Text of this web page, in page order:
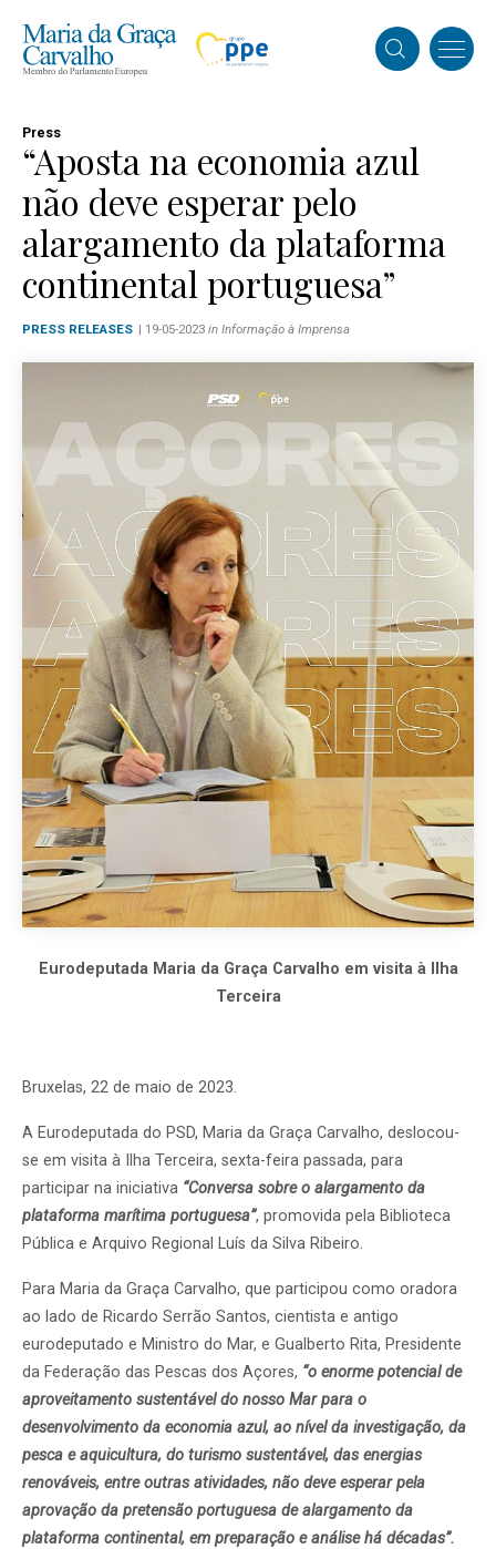
Press
“Aposta na economia azul
não deve esperar pelo
alargamento da plataforma
continental portuguesa”
PRESS RELEASES | 19-05-2023 in Informação à Imprensa
Eurodeputada Maria da Graça Carvalho em visita à Ilha
Terceira
Bruxelas, 22 de maio de 2023.
A Eurodeputada do PSD, Maria da Graça Carvalho, deslocou-
se em visita à Ilha Terceira, sexta-feira passada, para
participar na iniciativa “Conversa sobre o alargamento da
plataforma marítima portuguesa”, promovida pela Biblioteca
Pública e Arquivo Regional Luís da Silva Ribeiro.
Para Maria da Graça Carvalho, que participou como oradora
ao lado de Ricardo Serrão Santos, cientista e antigo
eurodeputado e Ministro do Mar, e Gualberto Rita, Presidente
da Federação das Pescas dos Açores, “o enorme potencial de
aproveitamento sustentável do nosso Mar para o
desenvolvimento da economia azul, ao nível da investigação, da
pesca e aquicultura, do turismo sustentável, das energias
renováveis, entre outras atividades, não deve esperar pela
aprovação da pretensão portuguesa de alargamento da
plataforma continental, em preparação e análise há décadas”.